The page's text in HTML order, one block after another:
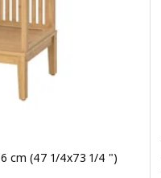
cm (47 1/4x73 1/4 ")